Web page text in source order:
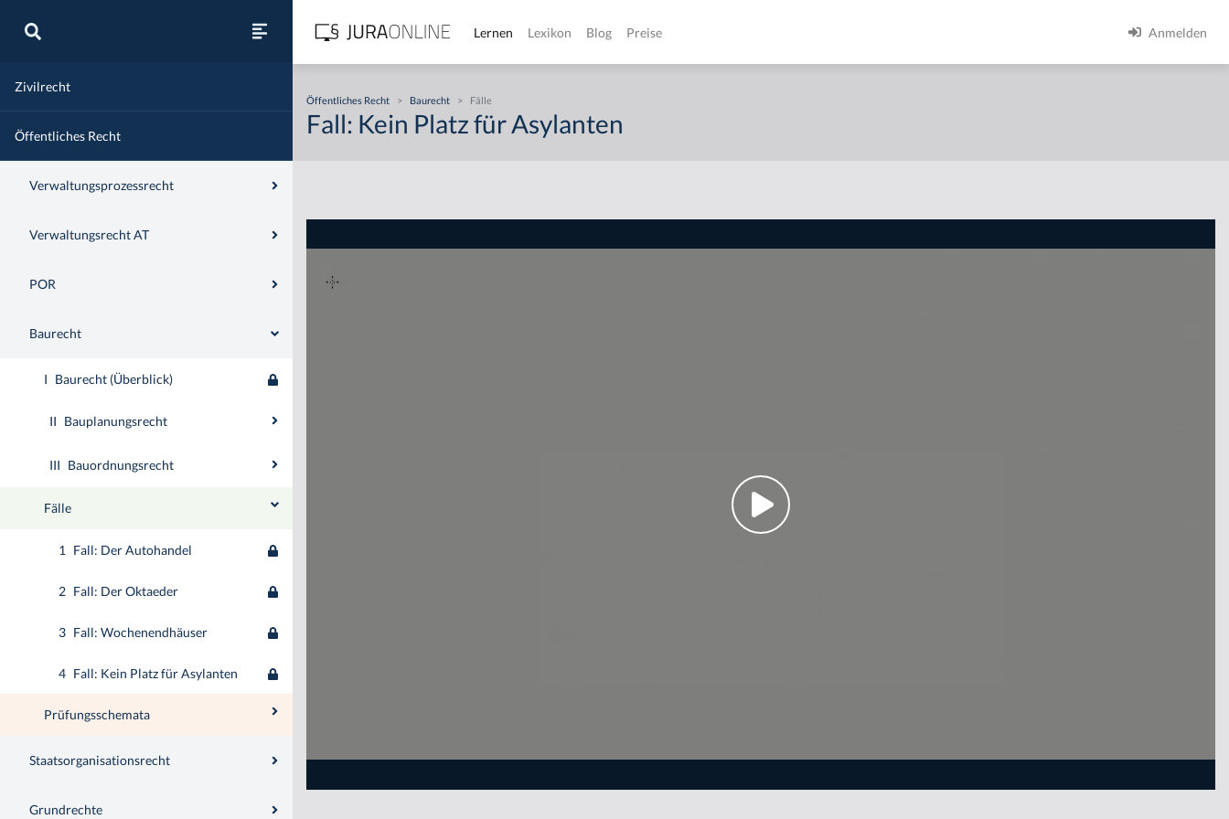
Zivilrecht
Öffentliches Recht
Verwaltungsprozessrecht
Verwaltungsrecht AT
POR
Baurecht
I Baurecht (Überblick)
II Bauplanungsrecht
III Bauordnungsrecht
Fälle
1 Fall: Der Autohandel
2 Fall: Der Oktaeder
3 Fall: Wochenendhäuser
4 Fall: Kein Platz für Asylanten
Prüfungsschemata
Staatsorganisationsrecht
Grundrechte
Lernen Lexikon Blog Preise Anmelden
Öffentliches Recht > Baurecht > Fälle
Fall: Kein Platz für Asylanten